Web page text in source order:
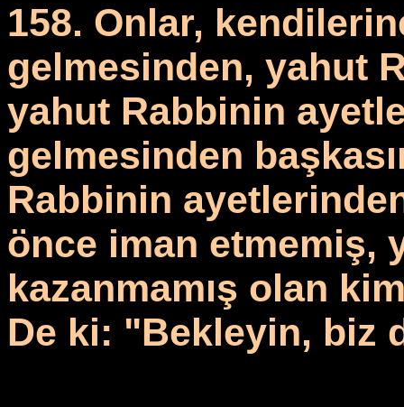
158. Onlar,
gelmesinden, yahut
yahut Rabbinin
gelmesinden
Rabbinin
önce iman etmemiş,
kazanmamış olan
De ki: "Bekleyin, biz